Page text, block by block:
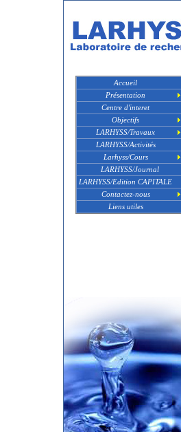
Accueil
Présentation
Centre d'interet
Objectifs
LARHYSS/Travaux
LARHYSS/Activités
Larhyss/Cours
LARHYSS/Journal
LARHYSS/Edition CAPITALE
Contactez-nous
Liens utiles